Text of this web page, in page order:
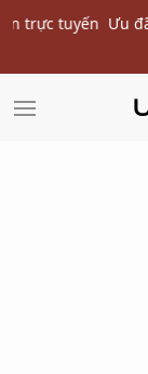
Ưu đãi 10% cho
SALE